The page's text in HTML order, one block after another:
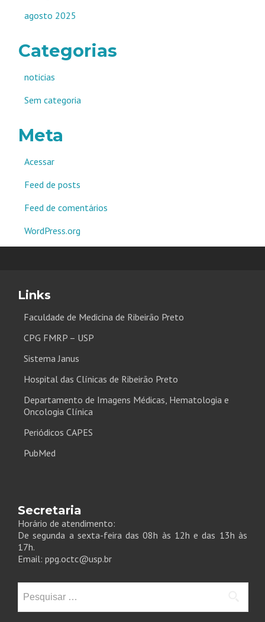
agosto 2025
Categorias
noticias
Sem categoria
Meta
Acessar
Feed de posts
Feed de comentários
WordPress.org
Links
Faculdade de Medicina de Ribeirão Preto
CPG FMRP – USP
Sistema Janus
Hospital das Clínicas de Ribeirão Preto
Departamento de Imagens Médicas, Hematologia e
Oncologia Clínica
Periódicos CAPES
PubMed
Secretaria
Horário de atendimento:
De segunda a sexta-feira das 08h às 12h e das 13h às
17h.
Email: ppg.octc@usp.br
por: